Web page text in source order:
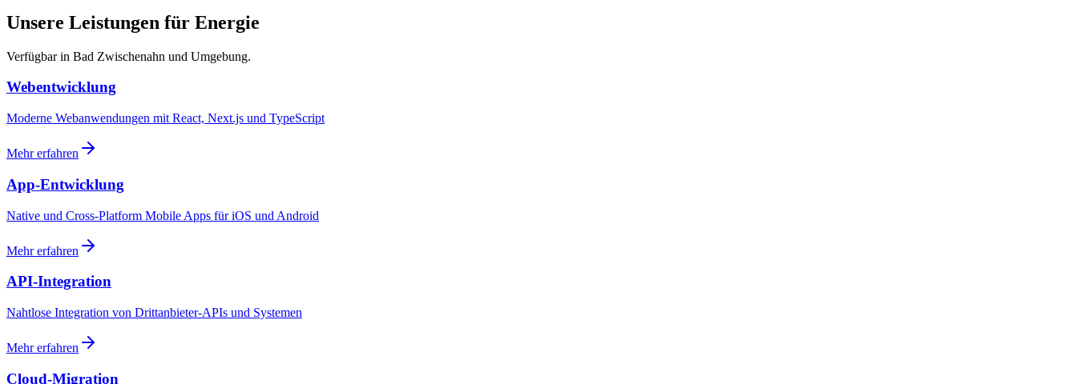
Unsere Leistungen für Energie
Verfügbar in Bad Zwischenahn und Umgebung.
Webentwicklung
Moderne Webanwendungen mit React, Next.js und TypeScript
Mehr erfahren
App-Entwicklung
Native und Cross-Platform Mobile Apps für iOS und Android
Mehr erfahren
API-Integration
Nahtlose Integration von Drittanbieter-APIs und Systemen
Mehr erfahren
Cloud-Migration